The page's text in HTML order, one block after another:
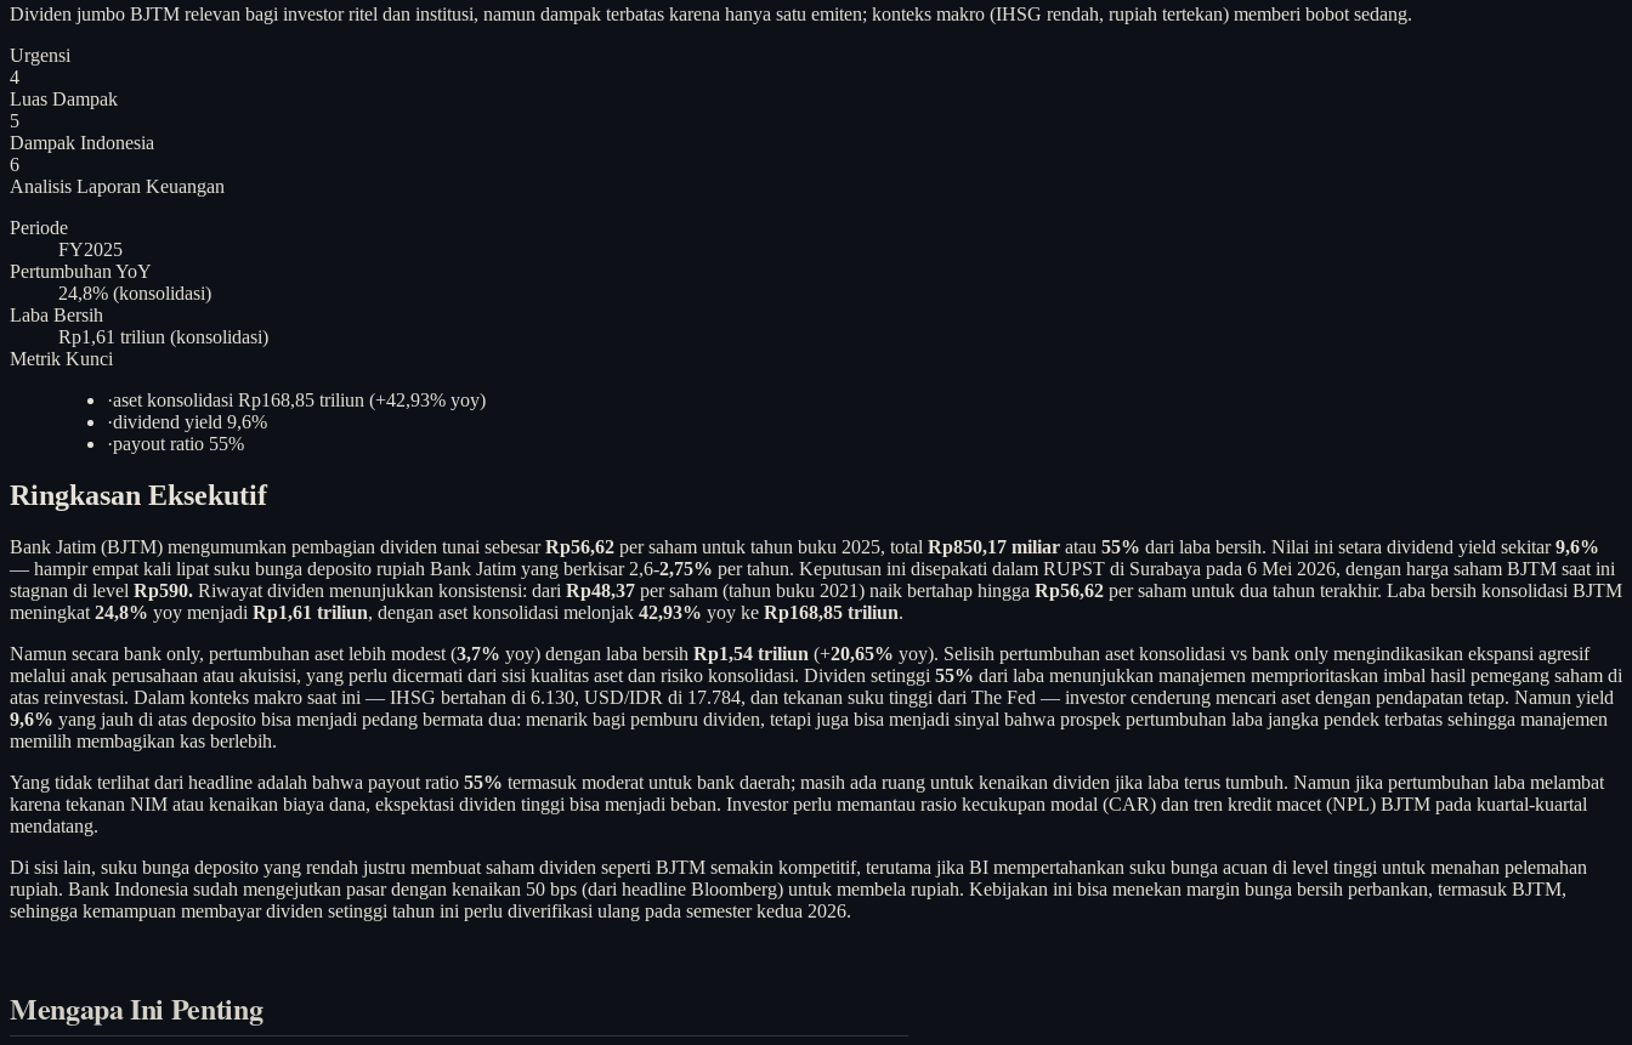
Dividen jumbo BJTM relevan bagi investor ritel dan institusi, namun dampak terbatas karena hanya satu emiten; konteks makro (IHSG rendah, rupiah tertekan) memberi bobot sedang.
Urgensi
4
Luas Dampak
5
Dampak Indonesia
6
Analisis Laporan Keuangan
Periode
FY2025
Pertumbuhan YoY
24,8% (konsolidasi)
Laba Bersih
Rp1,61 triliun (konsolidasi)
Metrik Kunci
·aset konsolidasi Rp168,85 triliun (+42,93% yoy)
·dividend yield 9,6%
·payout ratio 55%
Ringkasan Eksekutif
Bank Jatim (BJTM) mengumumkan pembagian dividen tunai sebesarRp56,62 per saham untuk tahun buku 2025, total Rp850,17 miliar atau 55% dari laba bersih. Nilai ini setara dividend yield sekitar9,6%
— hampir empat kali lipat suku bunga deposito rupiah Bank Jatim yang berkisar 2,6-2,75% per tahun. Keputusan ini disepakati dalam RUPST di Surabaya pada 6 Mei 2026, dengan harga saham BJTM saat ini
stagnan di level Rp590. Riwayat dividen menunjukkan konsistensi: dari Rp48,37 per saham (tahun buku 2021) naik bertahap hingga Rp56,62 per saham untuk dua tahun terakhir. Laba bersih konsolidasi BJTM
meningkat 24,8% yoy menjadi Rp1,61 triliun, dengan aset konsolidasi melonjak 42,93% yoy ke Rp168,85 triliun.
Namun secara bank only, pertumbuhan aset lebih modest (3,7% yoy) dengan laba bersih Rp1,54 triliun (+20,65% yoy). Selisih pertumbuhan aset konsolidasi vs bank only mengindikasikan ekspansi agresif
melalui anak perusahaan atau akuisisi, yang perlu dicermati dari sisi kualitas aset dan risiko konsolidasi. Dividen setinggi 55% dari laba menunjukkan manajemen memprioritaskan imbal hasil pemegang saham di
atas reinvestasi. Dalam konteks makro saat ini — IHSG bertahan di 6.130, USD/IDR di 17.784, dan tekanan suku tinggi dari The Fed — investor cenderung mencari aset dengan pendapatan tetap. Namun yield
9,6% yang jauh di atas deposito bisa menjadi pedang bermata dua: menarik bagi pemburu dividen, tetapi juga bisa menjadi sinyal bahwa prospek pertumbuhan laba jangka pendek terbatas sehingga manajemen
memilih membagikan kas berlebih.
Yang tidak terlihat dari headline adalah bahwa payout ratio 55% termasuk moderat untuk bank daerah; masih ada ruang untuk kenaikan dividen jika laba terus tumbuh. Namun jika pertumbuhan laba melambat
karena tekanan NIM atau kenaikan biaya dana, ekspektasi dividen tinggi bisa menjadi beban. Investor perlu memantau rasio kecukupan modal (CAR) dan tren kredit macet (NPL) BJTM pada kuartal-kuartal
mendatang.
Di sisi lain, suku bunga deposito yang rendah justru membuat saham dividen seperti BJTM semakin kompetitif, terutama jika BI mempertahankan suku bunga acuan di level tinggi untuk menahan pelemahan
rupiah. Bank Indonesia sudah mengejutkan pasar dengan kenaikan 50 bps (dari headline Bloomberg) untuk membela rupiah. Kebijakan ini bisa menekan margin bunga bersih perbankan, termasuk BJTM,
sehingga kemampuan membayar dividen setinggi tahun ini perlu diverifikasi ulang pada semester kedua 2026.
Mengapa Ini Penting